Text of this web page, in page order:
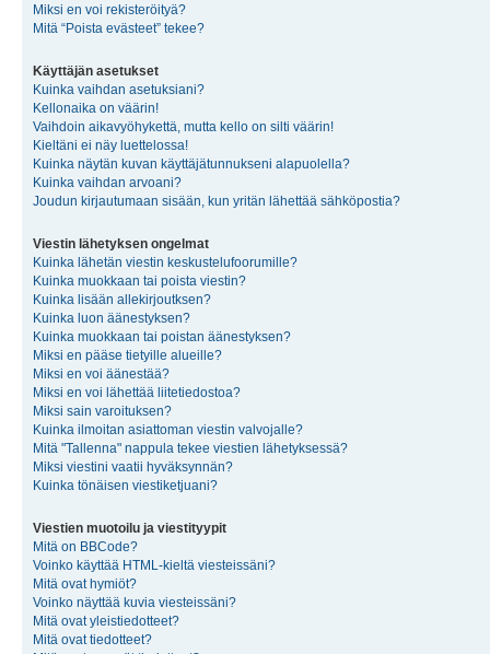
Miksi en voi rekisteröityä?
Mitä “Poista evästeet” tekee?
Käyttäjän asetukset
Kuinka vaihdan asetuksiani?
Kellonaika on väärin!
Vaihdoin aikavyöhykettä, mutta kello on silti väärin!
Kieltäni ei näy luettelossa!
Kuinka näytän kuvan käyttäjätunnukseni alapuolella?
Kuinka vaihdan arvoani?
Joudun kirjautumaan sisään, kun yritän lähettää sähköpostia?
Viestin lähetyksen ongelmat
Kuinka lähetän viestin keskustelufoorumille?
Kuinka muokkaan tai poista viestin?
Kuinka lisään allekirjoutksen?
Kuinka luon äänestyksen?
Kuinka muokkaan tai poistan äänestyksen?
Miksi en pääse tietyille alueille?
Miksi en voi äänestää?
Miksi en voi lähettää liitetiedostoa?
Miksi sain varoituksen?
Kuinka ilmoitan asiattoman viestin valvojalle?
Mitä "Tallenna" nappula tekee viestien lähetyksessä?
Miksi viestini vaatii hyväksynnän?
Kuinka tönäisen viestiketjuani?
Viestien muotoilu ja viestityypit
Mitä on BBCode?
Voinko käyttää HTML-kieltä viesteissäni?
Mitä ovat hymiöt?
Voinko näyttää kuvia viesteissäni?
Mitä ovat yleistiedotteet?
Mitä ovat tiedotteet?